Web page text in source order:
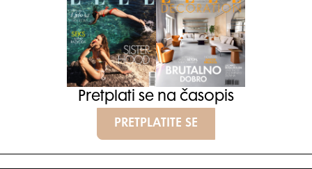
Pretplati se na časopis
PRETPLATITE SE